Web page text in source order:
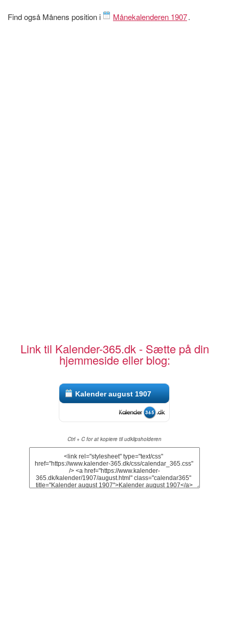
Find også Månens position i Månekalenderen 1907.
Link til Kalender-365.dk - Sætte på din
hjemmeside eller blog:
Kalender august 1907
Ctrl + C for at kopiere til udklipsholderen